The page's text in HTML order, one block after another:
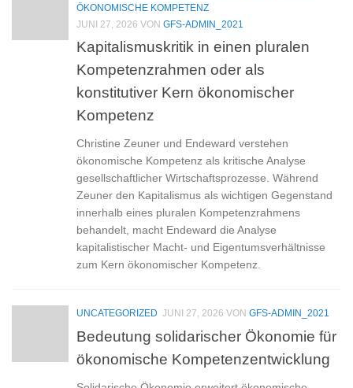
ÖKONOMISCHE KOMPETENZ
JUNI 27, 2026 VON GFS-ADMIN_2021
Kapitalismuskritik in einen pluralen
Kompetenzrahmen oder als
konstitutiver Kern ökonomischer
Kompetenz
Christine Zeuner und Endeward verstehen
ökonomische Kompetenz als kritische Analyse
gesellschaftlicher Wirtschaftsprozesse. Während
Zeuner den Kapitalismus als wichtigen Gegenstand
innerhalb eines pluralen Kompetenzrahmens
behandelt, macht Endeward die Analyse
kapitalistischer Macht- und Eigentumsverhältnisse
zum Kern ökonomischer Kompetenz.
UNCATEGORIZED JUNI 27, 2026 VON GFS-ADMIN_2021
Bedeutung solidarischer Ökonomie für
ökonomische Kompetenzentwicklung